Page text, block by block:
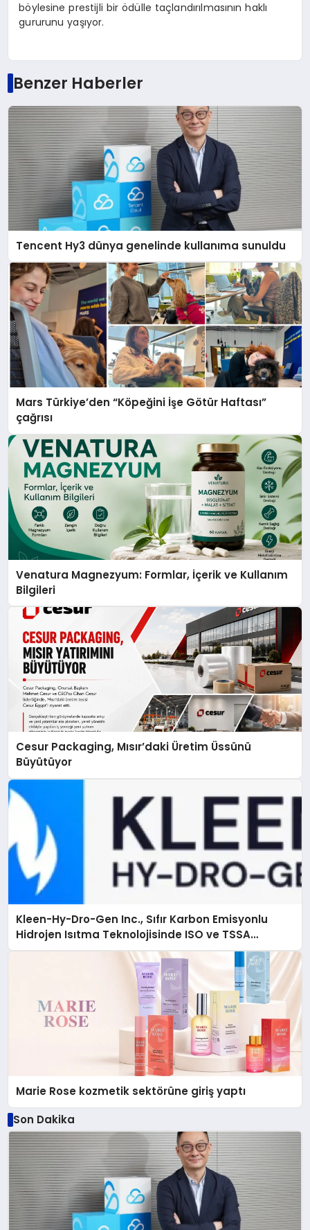
böylesine prestijli bir ödülle taçlandırılmasının haklı
gururunu yaşıyor.
Benzer Haberler
Tencent Hy3 dünya genelinde kullanıma sunuldu
Mars Türkiye’den “Köpeğini İşe Götür Haftası”
çağrısı
Venatura Magnezyum: Formlar, İçerik ve Kullanım
Bilgileri
Cesur Packaging, Mısır’daki Üretim Üssünü
Büyütüyor
Kleen-Hy-Dro-Gen Inc., Sıfır Karbon Emisyonlu
Hidrojen Isıtma Teknolojisinde ISO ve TSSA
Düzenleyici Onaylarını Aldı
Marie Rose kozmetik sektörüne giriş yaptı
Son Dakika